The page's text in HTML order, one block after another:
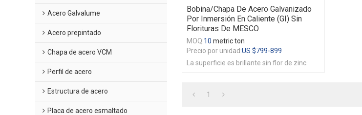
Acero Galvalume
Acero prepintado
Chapa de acero VCM
Perfil de acero
Estructura de acero
Placa de acero esmaltado
Bobina/chapa De Acero Galvanizado
Por Inmersión En Caliente (GI) Sin
Florituras De MESCO
MOQ:10 metric ton
Precio por unidad:US $799-899
La superficie es brillante sin flor de zinc.
1